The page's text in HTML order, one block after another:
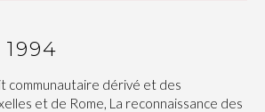
communautaire dérivé et des
et de Rome, La reconnaissance des